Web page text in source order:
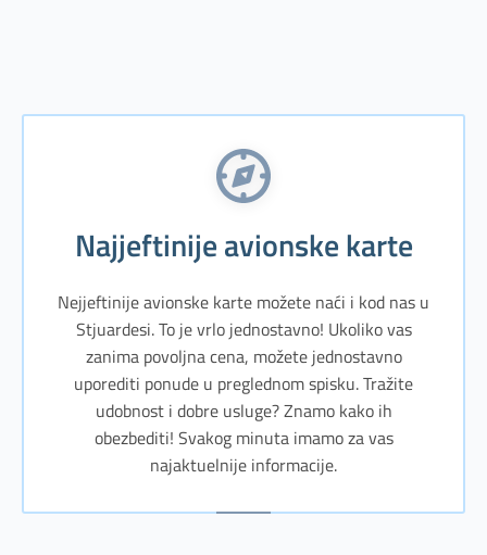
Najjeftinije avionske karte
Nejjeftinije avionske karte možete naći i kod nas u
Stjuardesi. To je vrlo jednostavno! Ukoliko vas
zanima povoljna cena, možete jednostavno
uporediti ponude u preglednom spisku. Tražite
udobnost i dobre usluge? Znamo kako ih
obezbediti! Svakog minuta imamo za vas
najaktuelnije informacije.